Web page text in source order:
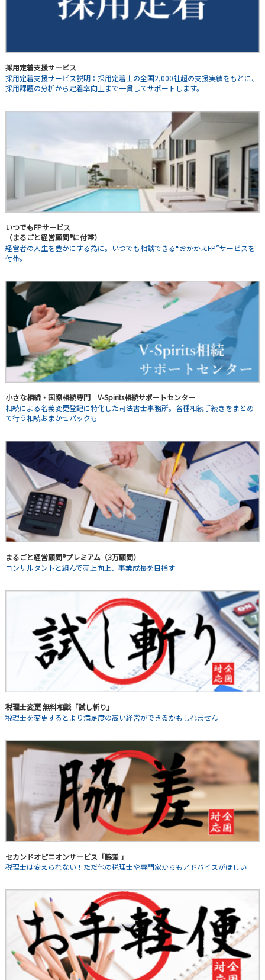
採用定着支援サービス
採用定着支援サービス説明：採用定着士の全国2,000社超の支援実績をもとに、
採用課題の分析から定着率向上まで一貫してサポートします。
いつでもFPサービス
（まるごと経営顧問®に付帯）
経営者の人生を豊かにする為に。いつでも相談できる“おかかえFP”サービスを
付帯。
小さな相続・国際相続専門 V-Spirits相続サポートセンター
相続による名義変更登記に特化した司法書士事務所。各種相続手続きをまとめ
て行う相続おまかせパックも
まるごと経営顧問®プレミアム（3万顧問）
コンサルタントと組んで売上向上、事業成長を目指す
税理士変更 無料相談「試し斬り」
税理士を変更するとより満足度の高い経営ができるかもしれません
セカンドオピニオンサービス「脇差 」
税理士は変えられない！ただ他の税理士や専門家からもアドバイスがほしい